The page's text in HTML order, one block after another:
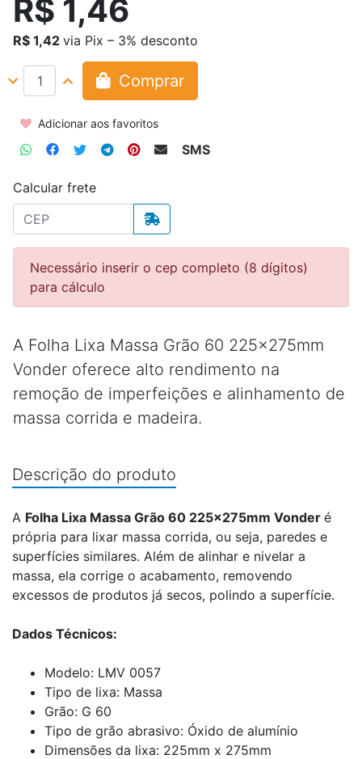
R$ 1,46
R$ 1,42 via Pix – 3% desconto
Comprar
Adicionar aos favoritos
SMS
Calcular frete
Necessário inserir o cep completo (8 dígitos)
para cálculo
A Folha Lixa Massa Grão 60 225x275mm
Vonder oferece alto rendimento na
remoção de imperfeições e alinhamento de
massa corrida e madeira.
Descrição do produto
A Folha Lixa Massa Grão 60 225x275mm Vonder é
própria para lixar massa corrida, ou seja, paredes e
superfícies similares. Além de alinhar e nivelar a
massa, ela corrige o acabamento, removendo
excessos de produtos já secos, polindo a superfície.
Dados Técnicos:
Modelo: LMV 0057
Tipo de lixa: Massa
Grão: G 60
Tipo de grão abrasivo: Óxido de alumínio
Dimensões da lixa: 225mm x 275mm